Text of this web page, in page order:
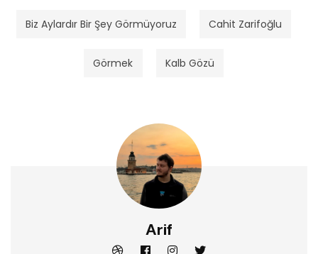
Biz Aylardır Bir Şey Görmüyoruz Cahit Zarifoğlu
Görmek Kalb Gözü
Arif